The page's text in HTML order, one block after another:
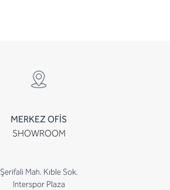
MERKEZ OFİS
SHOWROOM
Şerifali Mah. Kıble Sok.
Interspor Plaza